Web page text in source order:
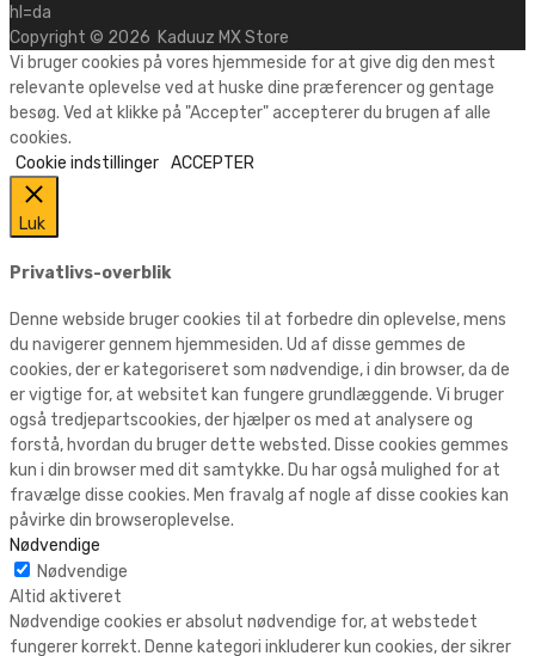
hl=da
Copyright © 2026 Kaduuz MX Store
Vi bruger cookies på vores hjemmeside for at give dig den mest
relevante oplevelse ved at huske dine præferencer og gentage
besøg. Ved at klikke på "Accepter" accepterer du brugen af alle
cookies.
Cookie indstillinger ACCEPTER
Luk
Privatlivs-overblik
Denne webside bruger cookies til at forbedre din oplevelse, mens
du navigerer gennem hjemmesiden. Ud af disse gemmes de
cookies, der er kategoriseret som nødvendige, i din browser, da de
er vigtige for, at websitet kan fungere grundlæggende. Vi bruger
også tredjepartscookies, der hjælper os med at analysere og
forstå, hvordan du bruger dette websted. Disse cookies gemmes
kun i din browser med dit samtykke. Du har også mulighed for at
fravælge disse cookies. Men fravalg af nogle af disse cookies kan
påvirke din browseroplevelse.
Nødvendige
Nødvendige
Altid aktiveret
Nødvendige cookies er absolut nødvendige for, at webstedet
fungerer korrekt. Denne kategori inkluderer kun cookies, der sikrer